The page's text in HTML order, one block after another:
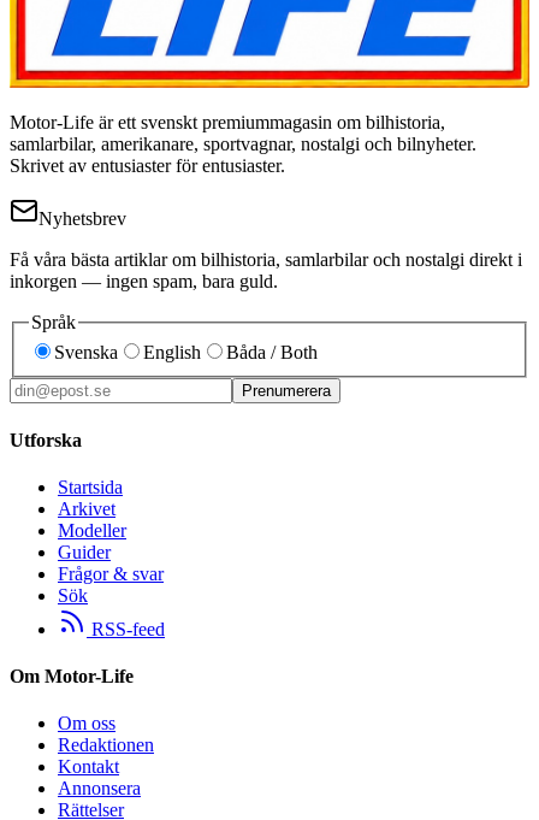
Motor-Life är ett svenskt premiummagasin om bilhistoria,
samlarbilar, amerikanare, sportvagnar, nostalgi och bilnyheter.
Skrivet av entusiaster för entusiaster.
Nyhetsbrev
Få våra bästa artiklar om bilhistoria, samlarbilar och nostalgi direkt i
inkorgen — ingen spam, bara guld.
Språk
Svenska
English Båda / Both
Prenumerera
Utforska
Startsida
Arkivet
Modeller
Guider
Frågor & svar
Sök
RSS-feed
Om Motor-Life
Om oss
Redaktionen
Kontakt
Annonsera
Rättelser